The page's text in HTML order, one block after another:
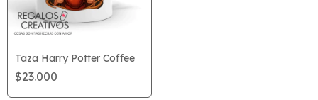
Taza Harry Potter Coffee
$23.000